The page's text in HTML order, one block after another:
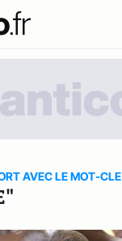
AVEC LE MOT-CLE